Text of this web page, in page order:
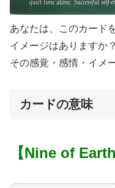
あなたは、このカード
イメージはありますか？
その感覚・感情・イメ
カードの意味
【Nine of